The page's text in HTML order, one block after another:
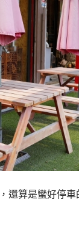
還算是蠻好停車